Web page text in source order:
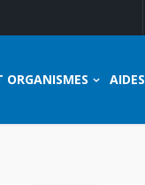
ORGANISMES AIDES